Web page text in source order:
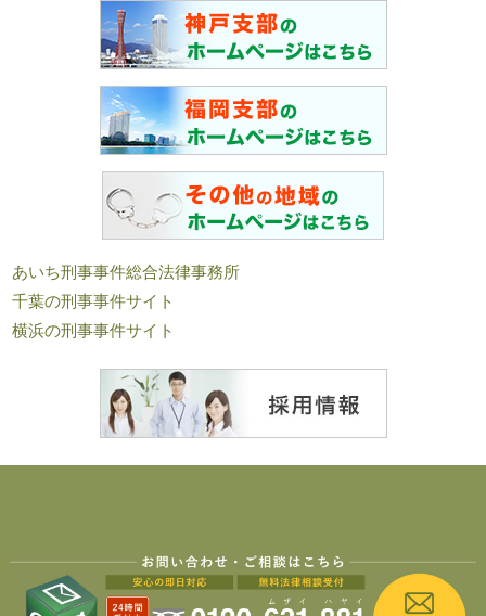
あいち刑事事件総合法律事務所
千葉の刑事事件サイト
横浜の刑事事件サイト